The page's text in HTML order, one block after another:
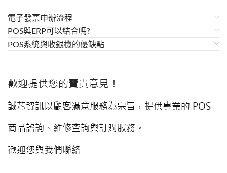
電子發票申辦流程
POS與ERP可以結合嗎?
POS系統與收銀機的優缺點
歡迎提供您的寶貴意見！
誠芯資訊以顧客滿意服務為宗旨，提供專業的 POS
商品諮詢、維修查詢與訂購服務。
歡迎您與我們聯絡